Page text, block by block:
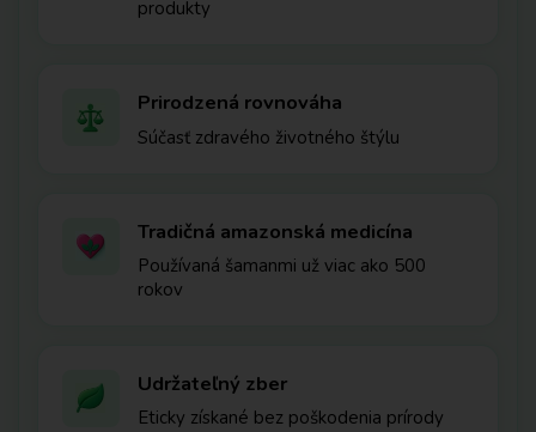
produkty
Prirodzená rovnováha
Súčasť zdravého životného štýlu
Tradičná amazonská medicína
Používaná šamanmi už viac ako 500
rokov
Udržateľný zber
Eticky získané bez poškodenia prírody